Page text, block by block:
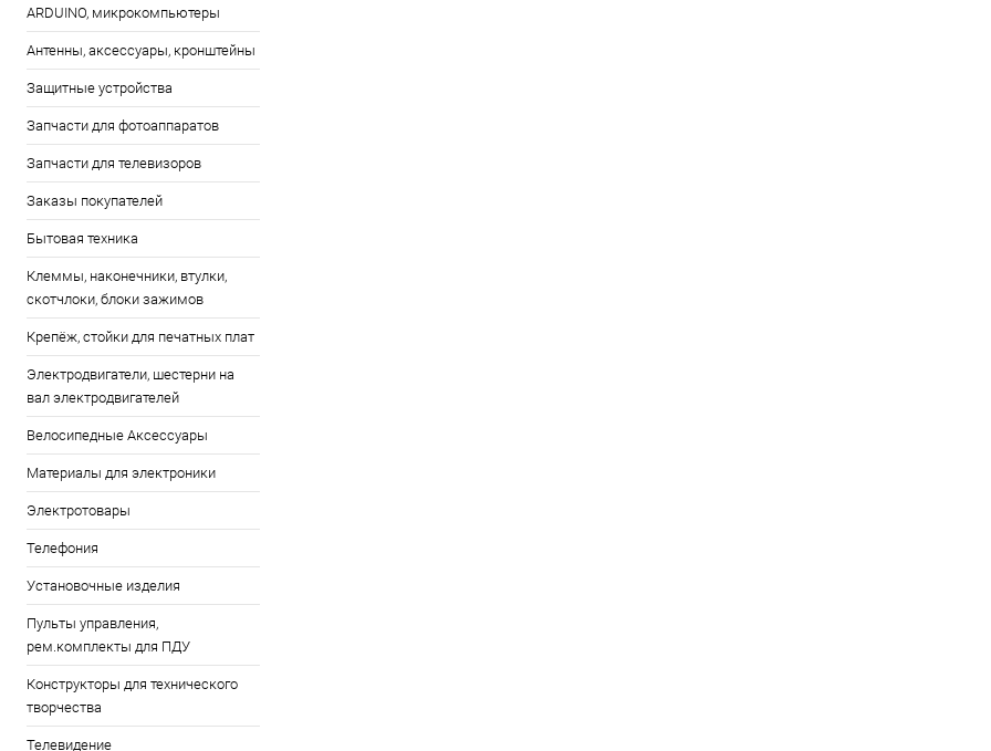
ARDUINO, микрокомпьютеры
Антенны, аксессуары, кронштейны
Защитные устройства
Запчасти для фотоаппаратов
Запчасти для телевизоров
Заказы покупателей
Бытовая техника
Клеммы, наконечники, втулки,
скотчлоки, блоки зажимов
Крепёж, стойки для печатных плат
Электродвигатели, шестерни на
вал электродвигателей
Велосипедные Аксессуары
Материалы для электроники
Электротовары
Телефония
Установочные изделия
Пульты управления,
рем.комплекты для ПДУ
Конструкторы для технического
творчества
Телевидение